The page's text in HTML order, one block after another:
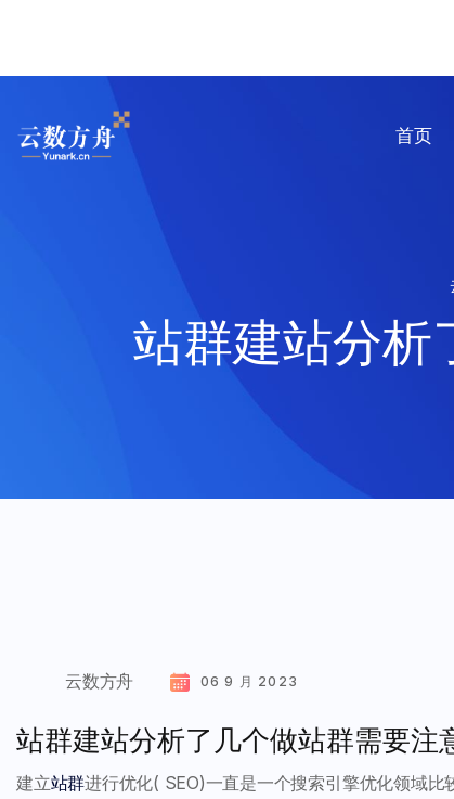
首页
站群建站分析
云数方舟 06 9 月 2023
站群建站分析了几个做站群需要注
建立站群进行优化( SEO)一直是一个搜索引擎优化领域